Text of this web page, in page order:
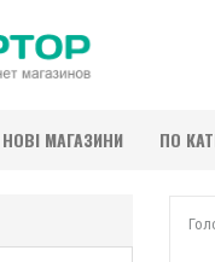
НОВІ МАГАЗИНИ ПО